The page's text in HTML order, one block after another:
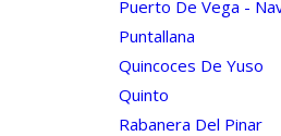
Puerto De Vega -
Puntallana
Quincoces De Yuso
Quinto
Rabanera Del Pinar